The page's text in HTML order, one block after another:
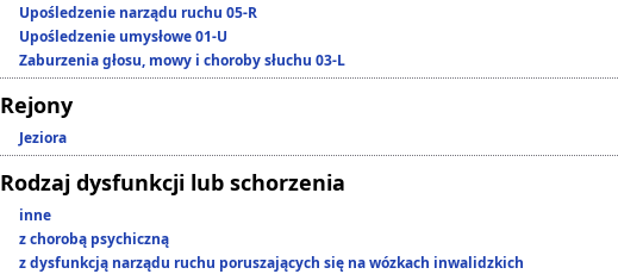
Upośledzenie narządu ruchu 05-R
Upośledzenie umysłowe 01-U
Zaburzenia głosu, mowy i choroby słuchu 03-L
Rejony
Jeziora
Rodzaj dysfunkcji lub schorzenia
inne
z chorobą psychiczną
z dysfunkcją narządu ruchu poruszających się na wózkach inwalidzkich